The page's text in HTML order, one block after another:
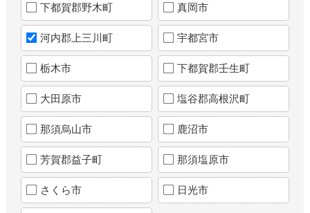
下都賀郡野木町 真岡市
河内郡上三川町 宇都宮市
栃木市 下都賀郡壬生町
大田原市 塩谷郡高根沢町
那須烏山市 鹿沼市
芳賀郡益子町 那須塩原市
さくら市 日光市